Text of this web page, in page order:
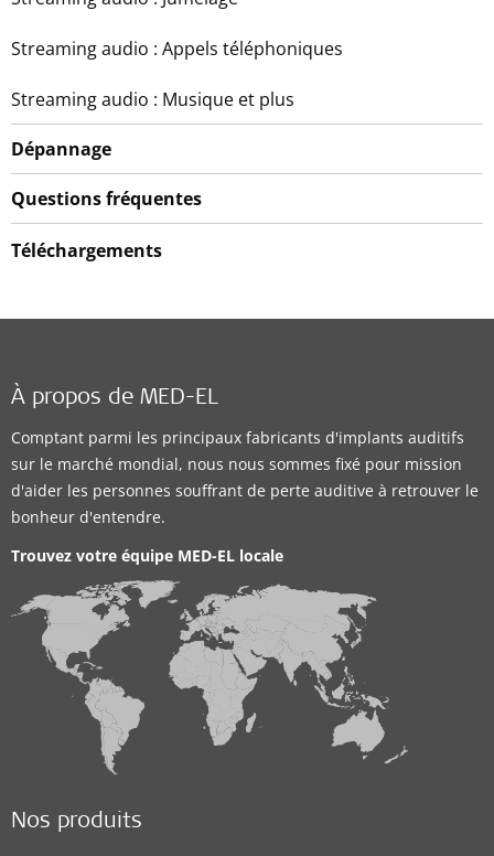
Streaming audio : Appels téléphoniques
Streaming audio : Musique et plus
Dépannage
Questions fréquentes
Téléchargements
À propos de MED-EL
Comptant parmi les principaux fabricants d'implants auditifs
sur le marché mondial, nous nous sommes fixé pour mission
d'aider les personnes souffrant de perte auditive à retrouver le
bonheur d'entendre.
Trouvez votre équipe MED-EL locale
Nos produits